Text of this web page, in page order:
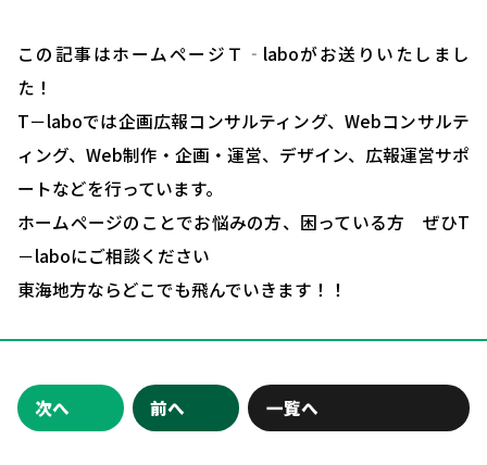
この記事はホームページＴ‐laboがお送りいたしまし
た！
T－laboでは企画広報コンサルティング、Webコンサルテ
ィング、Web制作・企画・運営、デザイン、広報運営サポ
ートなどを行っています。
ホームページのことでお悩みの方、困っている方 ぜひT
－laboにご相談ください
東海地方ならどこでも飛んでいきます！！
次へ 前へ 一覧へ